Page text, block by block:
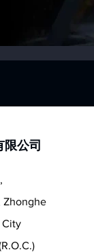
公司
Zhonghe
City